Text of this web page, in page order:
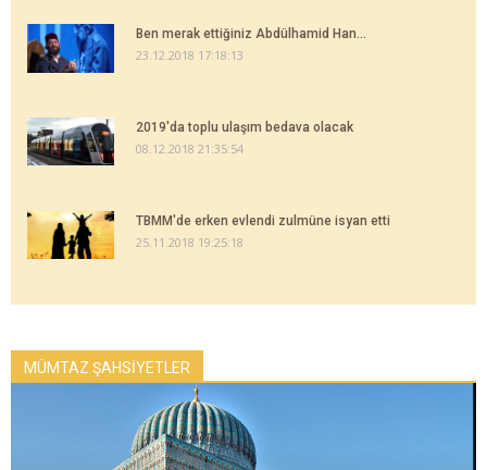
Ben merak ettiğiniz Abdülhamid Han...
23.12.2018 17:18:13
2019'da toplu ulaşım bedava olacak
08.12.2018 21:35:54
TBMM'de erken evlendi zulmüne isyan etti
25.11.2018 19:25:18
MÜMTAZ ŞAHSİYETLER